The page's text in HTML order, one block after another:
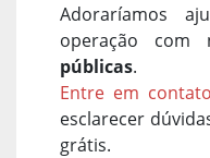
Adoraríamos
operação com
públicas.
Entre em contato
esclarecer
grátis.